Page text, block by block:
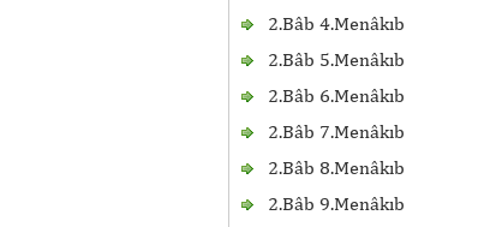
2.Bâb 4.Menâkıb
2.Bâb 5.Menâkıb
2.Bâb 6.Menâkıb
2.Bâb 7.Menâkıb
2.Bâb 8.Menâkıb
2.Bâb 9.Menâkıb